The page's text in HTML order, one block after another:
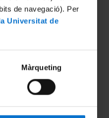
de navegació). Per
Universitat de
Màrqueting